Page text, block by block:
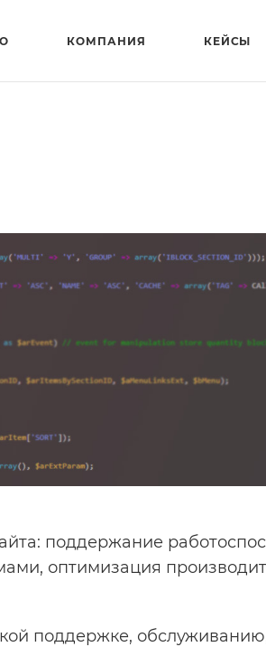
КОМПАНИЯ КЕЙСЫ
поддержание
оптимизация
поддержке,